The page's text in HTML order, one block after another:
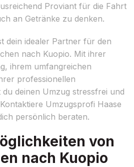
Proviant für die Fahrt
an Getränke zu denken.
dein idealer Partner für den
nach Kuopio. Mit ihrer
ihrem umfangreichen
professionellen
deinen Umzug stressfrei und
Umzugsprofi Haase
persönlich beraten.
von
nach Kuopio